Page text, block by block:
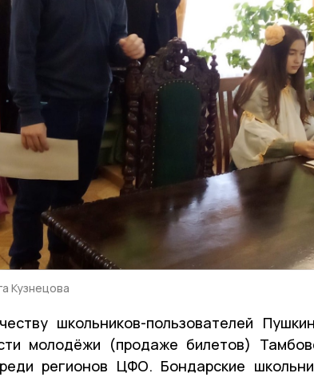
Кузнецова
школьников-пользователей
молодёжи (продаже билетов)
регионов ЦФО. Бондарские